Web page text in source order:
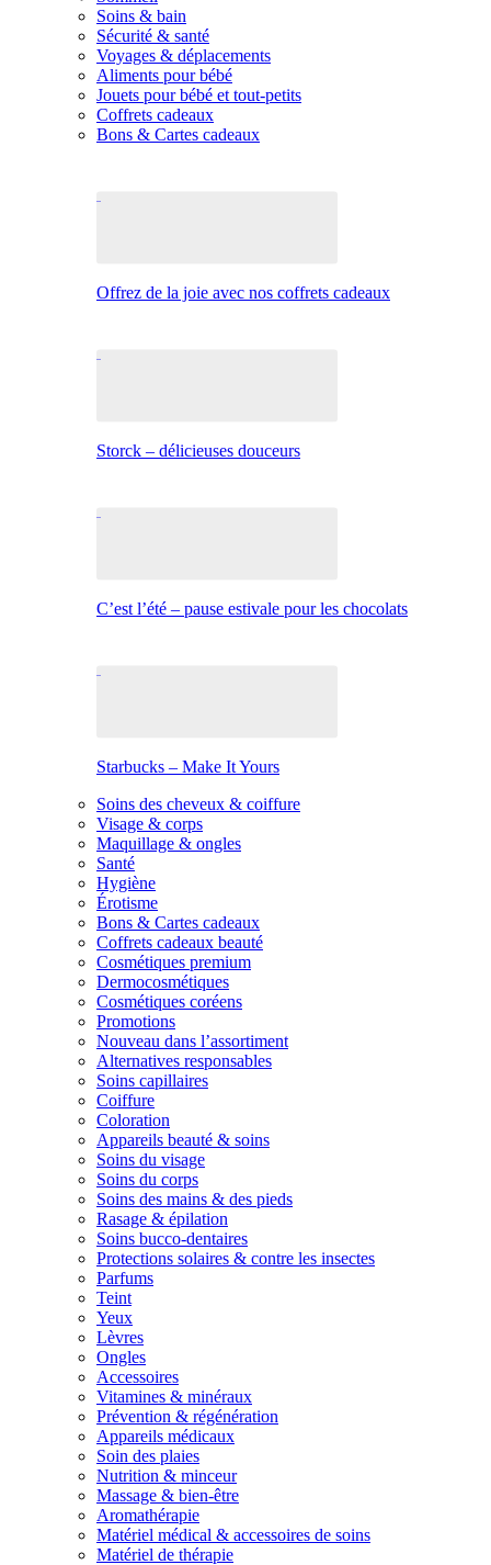
Soins & bain
Sécurité & santé
Voyages & déplacements
Aliments pour bébé
Jouets pour bébé et tout-petits
Coffrets cadeaux
Bons & Cartes cadeaux
Offrez de la joie avec nos coffrets cadeaux
Storck – délicieuses douceurs
C’est l’été – pause estivale pour les chocolats
Starbucks – Make It Yours
Soins des cheveux & coiffure
Visage & corps
Maquillage & ongles
Santé
Hygiène
Érotisme
Bons & Cartes cadeaux
Coffrets cadeaux beauté
Cosmétiques premium
Dermocosmétiques
Cosmétiques coréens
Promotions
Nouveau dans l’assortiment
Alternatives responsables
Soins capillaires
Coiffure
Coloration
Appareils beauté & soins
Soins du visage
Soins du corps
Soins des mains & des pieds
Rasage & épilation
Soins bucco-dentaires
Protections solaires & contre les insectes
Parfums
Teint
Yeux
Lèvres
Ongles
Accessoires
Vitamines & minéraux
Prévention & régénération
Appareils médicaux
Soin des plaies
Nutrition & minceur
Massage & bien-être
Aromathérapie
Matériel médical & accessoires de soins
Matériel de thérapie